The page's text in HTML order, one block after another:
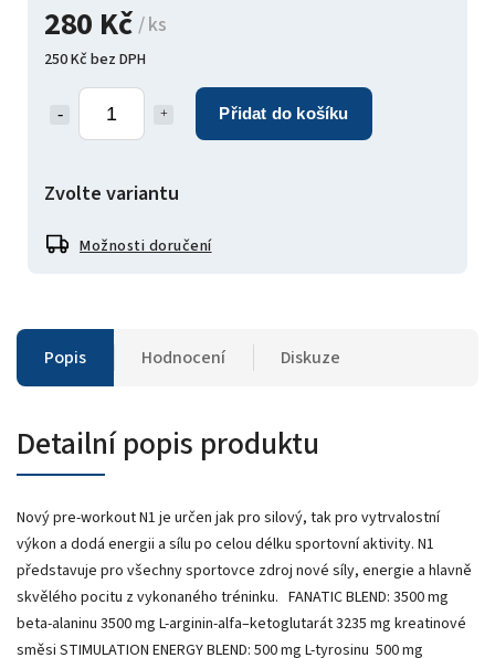
280 Kč / ks
250 Kč bez DPH
Přidat do košíku
Zvolte variantu
Možnosti doručení
Popis Hodnocení Diskuze
Detailní popis produktu
Nový pre-workout N1 je určen jak pro silový, tak pro vytrvalostní
výkon a dodá energii a sílu po celou délku sportovní aktivity. N1
představuje pro všechny sportovce zdroj nové síly, energie a hlavně
skvělého pocitu z vykonaného tréninku. FANATIC BLEND: 3500 mg
beta-alaninu 3500 mg L-arginin-alfa–ketoglutarát 3235 mg kreatinové
směsi STIMULATION ENERGY BLEND: 500 mg L-tyrosinu 500 mg